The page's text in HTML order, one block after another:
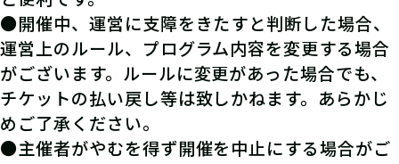
●開催中、運営に支障をきたすと判断した場合、
運営上のルール、プログラム内容を変更する場合
がございます。ルールに変更があった場合でも、
チケットの払い戻し等は致しかねます。あらかじ
めご了承ください。
●主催者がやむを得ず開催を中止にする場合がご